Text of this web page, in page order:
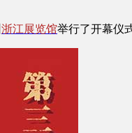
浙江展览馆举行了开幕仪